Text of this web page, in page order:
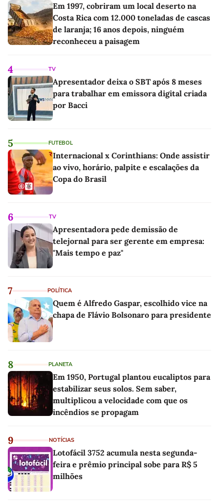
Em 1997, cobriram um local deserto na
Costa Rica com 12.000 toneladas de cascas
de laranja; 16 anos depois, ninguém
reconheceu a paisagem
4 TV
Apresentador deixa o SBT após 8 meses
para trabalhar em emissora digital criada
por Bacci
5 FUTEBOL
Internacional x Corinthians: Onde assistir
ao vivo, horário, palpite e escalações da
Copa do Brasil
6 TV
Apresentadora pede demissão de
telejornal para ser gerente em empresa:
"Mais tempo e paz"
7 POLÍTICA
Quem é Alfredo Gaspar, escolhido vice na
chapa de Flávio Bolsonaro para presidente
8 PLANETA
Em 1950, Portugal plantou eucaliptos para
estabilizar seus solos. Sem saber,
multiplicou a velocidade com que os
incêndios se propagam
9 NOTÍCIAS
Lotofácil 3752 acumula nesta segunda-
feira e prêmio principal sobe para R$ 5
milhões